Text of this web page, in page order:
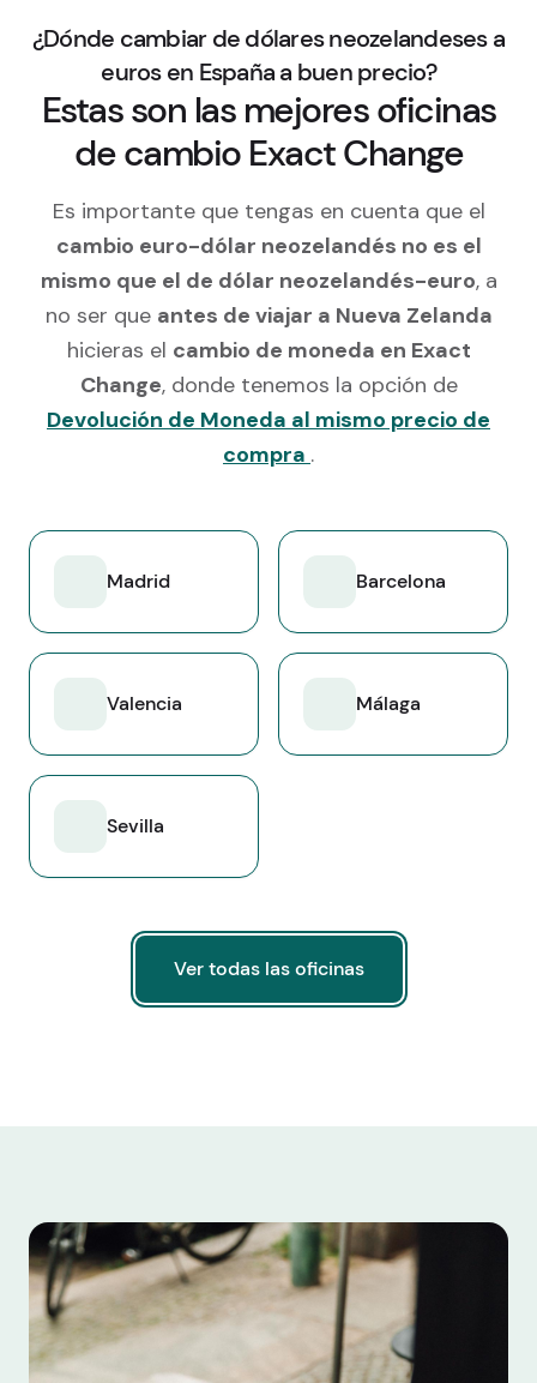
¿Dónde cambiar de dólares neozelandeses a
euros en España a buen precio?
Estas son las mejores oficinas
de cambio Exact Change
Es importante que tengas en cuenta que el
cambio euro-dólar neozelandés no es el
mismo que el de dólar neozelandés-euro, a
no ser que antes de viajar a Nueva Zelanda
hicieras el cambio de moneda en Exact
Change, donde tenemos la opción de
Devolución de Moneda al mismo precio de
compra .
Madrid Barcelona
Valencia Málaga
Sevilla
Ver todas las oficinas
Ver todas las oficinas